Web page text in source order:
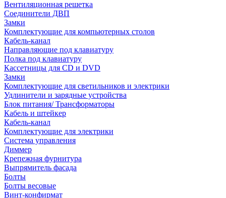
Вентиляционная решетка
Соединители ДВП
Замки
Комплектующие для компьютерных столов
Кабель-канал
Направляющие под клавиатуру
Полка под клавиатуру
Кассетницы для CD и DVD
Замки
Комплектующие для светильников и электрики
Удлинители и зарядные устройства
Блок питания/ Трансформаторы
Кабель и штейкер
Кабель-канал
Комплектующие для электрики
Система управления
Диммер
Крепежная фурнитура
Выпрямитель фасада
Болты
Болты весовые
Винт-конфирмат